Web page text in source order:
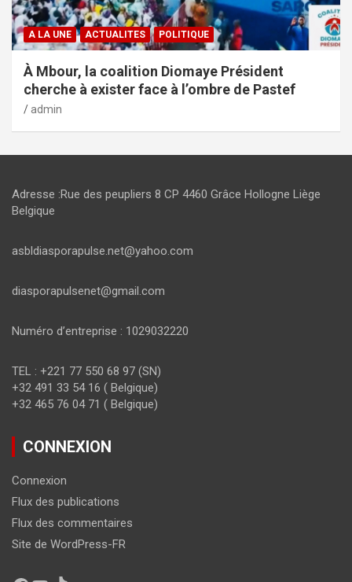
A LA UNE ACTUALITES POLITIQUE
À Mbour, la coalition Diomaye Président
cherche à exister face à l’ombre de Pastef
admin
Adresse :Rue des peupliers 8 CP 4460 Grâce Hollogne Liège
Belgique
asbldiasporapulse.net@yahoo.com
diasporapulsenet@gmail.com
Numéro d’entreprise : 1029032220
TEL : +221 77 550 68 97 (SN)
+32 491 33 54 16 ( Belgique)
+32 465 76 04 71 ( Belgique)
CONNEXION
Connexion
Flux des publications
Flux des commentaires
Site de WordPress-FR